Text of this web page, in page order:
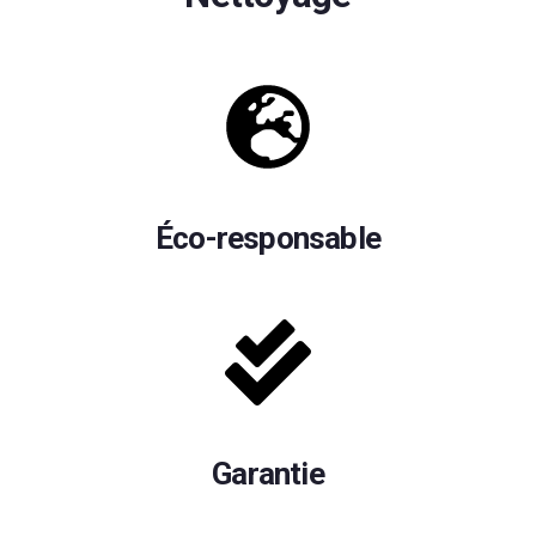
Éco-responsable
Garantie